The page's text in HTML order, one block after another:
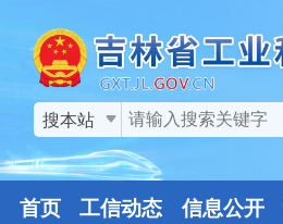
搜本站
首页 工信动态 信息公开